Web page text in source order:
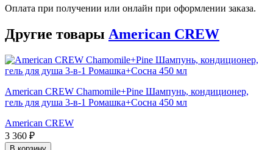
Оплата при получении или онлайн при оформлении заказа.
Другие товары American CREW
American CREW Chamomile+Pine Шампунь, кондиционер,
гель для душа 3-в-1 Ромашка+Сосна 450 мл
American CREW
3 360 ₽